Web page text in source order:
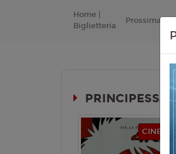
Home |
Biglietteria
PRINCIPESSA
CINEMA